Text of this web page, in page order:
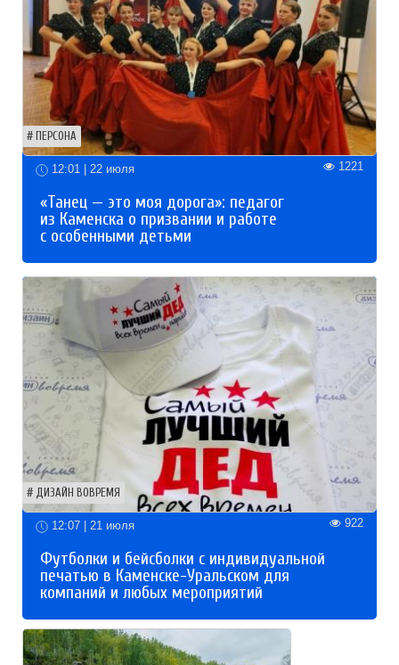
ПЕРСОНА
12:01 | 22 июля 1221
«Танец — это моя дорога»: педагог
из Каменска о призвании и работе
с особенными детьми
ДИЗАЙН ВОВРЕМЯ
12:07 | 21 июля 922
Футболки и бейсболки с индивидуальной
печатью в Каменске-Уральском для
компаний и любых мероприятий